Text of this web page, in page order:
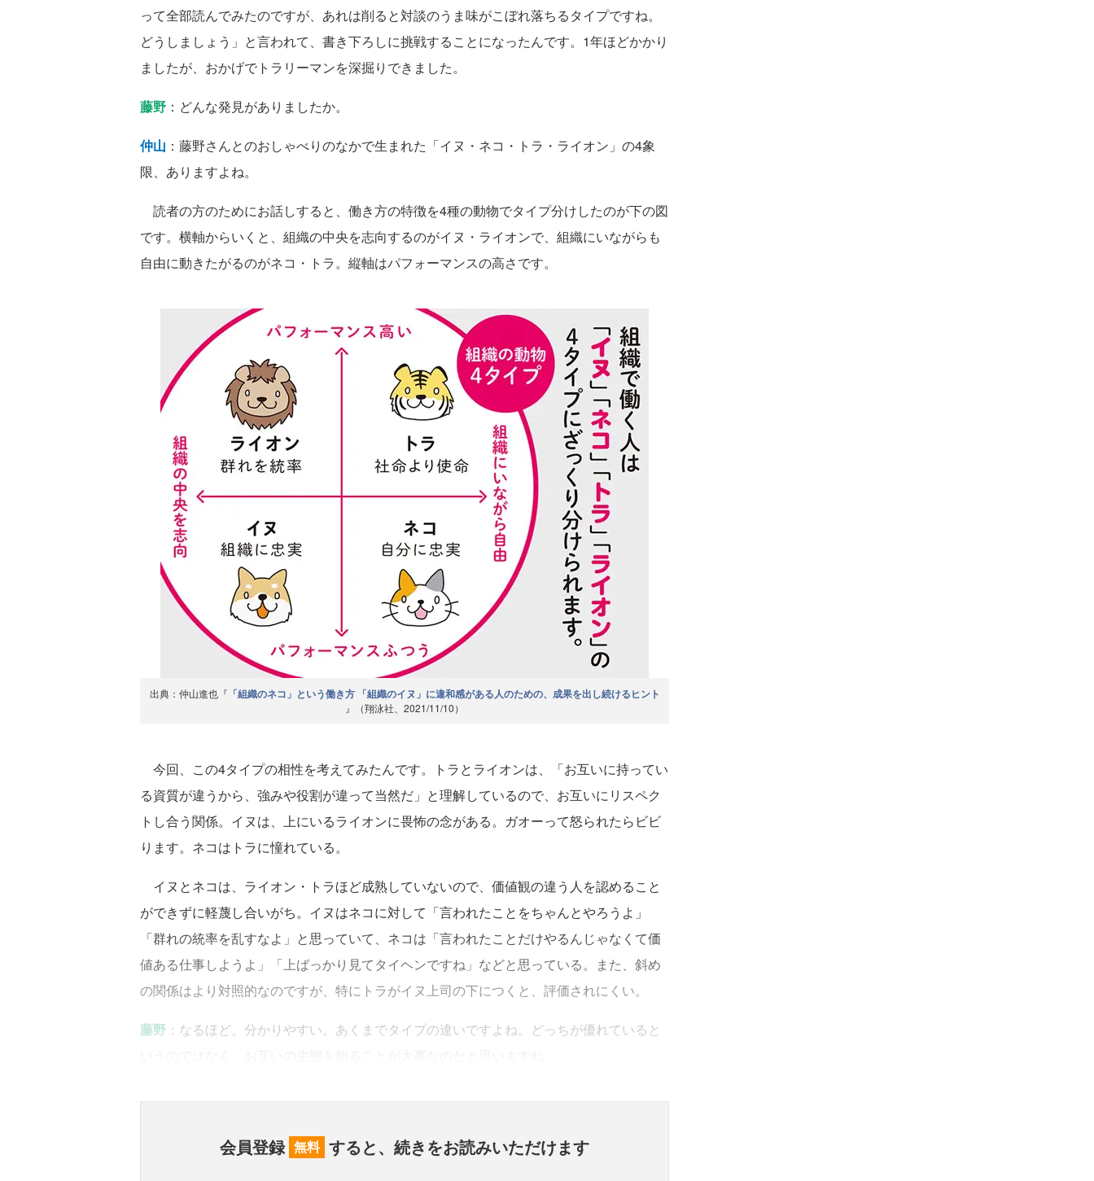
って全部読んでみたのですが、あれは削ると対談のうま味がこぼれ落ちるタイプですね。
どうしましょう」と言われて、書き下ろしに挑戦することになったんです。1年ほどかかり
ましたが、おかげでトラリーマンを深掘りできました。
藤野 ：どんな発見がありましたか。
仲山 ：藤野さんとのおしゃべりのなかで生まれた「イヌ・ネコ・トラ・ライオン」の4象
限、ありますよね。
読者の方のためにお話しすると、働き方の特徴を4種の動物でタイプ分けしたのが下の図
です。横軸からいくと、組織の中央を志向するのがイヌ・ライオンで、組織にいながらも
自由に動きたがるのがネコ・トラ。縦軸はパフォーマンスの高さです。
出典：仲山進也『 「組織のネコ」という働き方 「組織のイヌ」に違和感がある人のための、成果を出し続けるヒント
』（翔泳社、2021/11/10）
今回、この4タイプの相性を考えてみたんです。トラとライオンは、「お互いに持ってい
る資質が違うから、強みや役割が違って当然だ」と理解しているので、お互いにリスペク
トし合う関係。イヌは、上にいるライオンに畏怖の念がある。ガオーって怒られたらビビ
ります。ネコはトラに憧れている。
イヌとネコは、ライオン・トラほど成熟していないので、価値観の違う人を認めること
ができずに軽蔑し合いがち。イヌはネコに対して「言われたことをちゃんとやろうよ」
「群れの統率を乱すなよ」と思っていて、ネコは「言われたことだけやるんじゃなくて価
値ある仕事しようよ」「上ばっかり見てタイヘンですね」などと思っている。また、斜め
の関係はより対照的なのですが、特にトラがイヌ上司の下につくと、評価されにくい。
藤野 ：なるほど。分かりやすい。あくまでタイプの違いですよね。どっちが優れていると
会員登録 無料 すると、続きをお読みいただけます